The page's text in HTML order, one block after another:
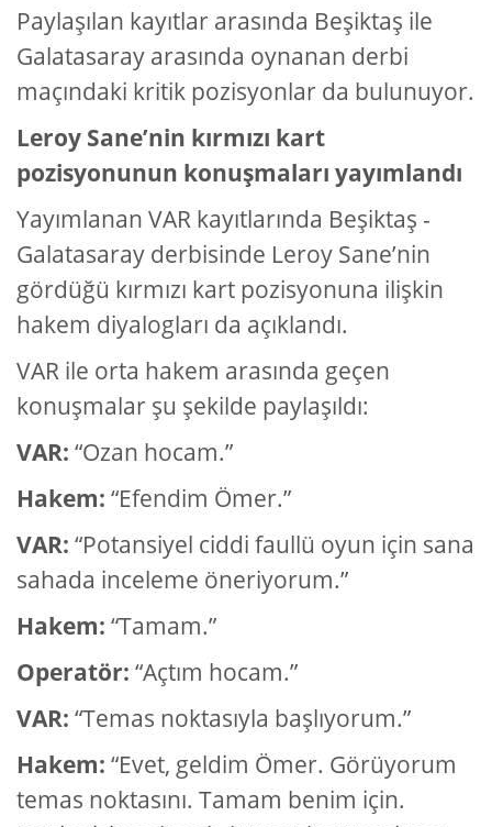
Paylaşılan kayıtlar arasında Beşiktaş ile
Galatasaray arasında oynanan derbi
maçındaki kritik pozisyonlar da bulunuyor.
Leroy Sane’nin kırmızı kart
pozisyonunun konuşmaları yayımlandı
Yayımlanan VAR kayıtlarında Beşiktaş -
Galatasaray derbisinde Leroy Sane’nin
gördüğü kırmızı kart pozisyonuna ilişkin
hakem diyalogları da açıklandı.
VAR ile orta hakem arasında geçen
konuşmalar şu şekilde paylaşıldı:
VAR: “Ozan hocam.”
Hakem: “Efendim Ömer.”
VAR: “Potansiyel ciddi faullü oyun için sana
sahada inceleme öneriyorum.”
Hakem: “Tamam.”
Operatör: “Açtım hocam.”
VAR: “Temas noktasıyla başlıyorum.”
Hakem: “Evet, geldim Ömer. Görüyorum
temas noktasını. Tamam benim için.